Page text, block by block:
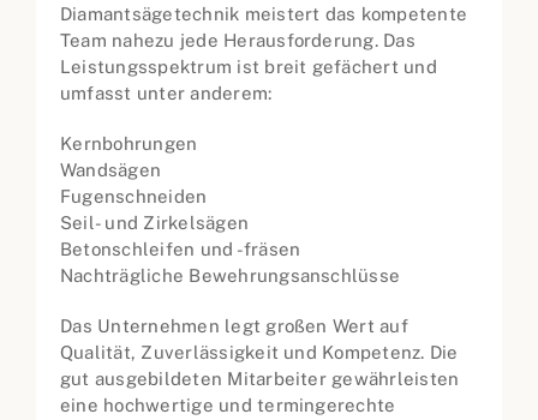
Diamantsägetechnik meistert das kompetente
Team nahezu jede Herausforderung. Das
Leistungsspektrum ist breit gefächert und
umfasst unter anderem:
Kernbohrungen
Wandsägen
Fugenschneiden
Seil- und Zirkelsägen
Betonschleifen und -fräsen
Nachträgliche Bewehrungsanschlüsse
Das Unternehmen legt großen Wert auf
Qualität, Zuverlässigkeit und Kompetenz. Die
gut ausgebildeten Mitarbeiter gewährleisten
eine hochwertige und termingerechte